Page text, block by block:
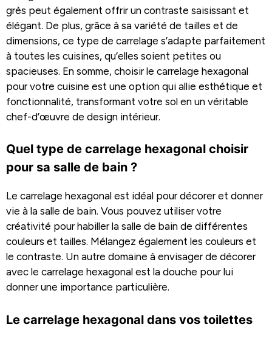
grès peut également offrir un contraste saisissant et
élégant. De plus, grâce à sa variété de tailles et de
dimensions, ce type de carrelage s’adapte parfaitement
à toutes les cuisines, qu’elles soient petites ou
spacieuses. En somme, choisir le carrelage hexagonal
pour votre cuisine est une option qui allie esthétique et
fonctionnalité, transformant votre sol en un véritable
chef-d’œuvre de design intérieur.
Quel type de carrelage hexagonal choisir
pour sa salle de bain ?
Le carrelage hexagonal est idéal pour décorer et donner
vie à la salle de bain. Vous pouvez utiliser votre
créativité pour habiller la salle de bain de différentes
couleurs et tailles. Mélangez également les couleurs et
le contraste. Un autre domaine à envisager de décorer
avec le carrelage hexagonal est la douche pour lui
donner une importance particulière.
Le carrelage hexagonal dans vos toilettes